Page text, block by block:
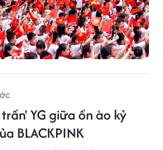
YG giữa ồn ào kỷ
BLACKPINK